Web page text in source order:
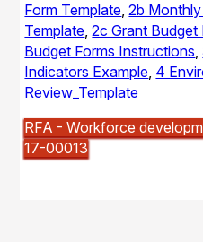
Form Template,2b
Template,2c Grant
Budget Forms Instructions,
Indicators Example, 4
Review_Template
RFA - Workforce
17-00013